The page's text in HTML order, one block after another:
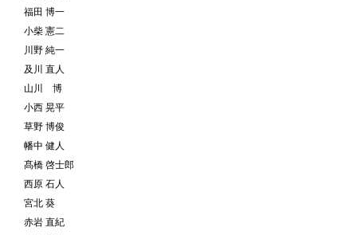
福田 博一
小柴 憲二
川野 純一
及川 直人
山川 博
小西 晃平
草野 博俊
幡中 健人
髙橋 啓士郎
西原 石人
宮北 葵
赤岩 直紀